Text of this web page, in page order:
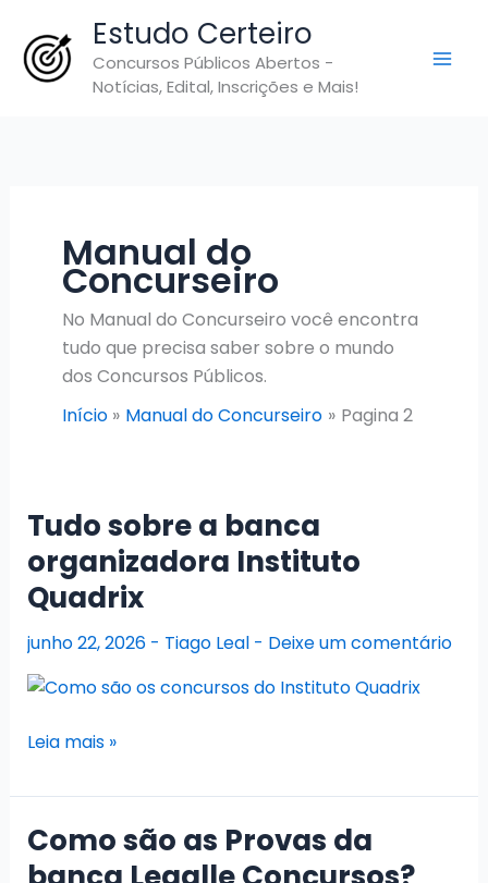
para
Estudo Certeiro
Concursos Públicos Abertos -
Notícias, Edital, Inscrições e Mais!
Manual do
Concurseiro
No Manual do Concurseiro você encontra
tudo que precisa saber sobre o mundo
dos Concursos Públicos.
Início
Manual do Concurseiro Pagina 2
Tudo sobre a banca
organizadora Instituto
Quadrix
junho 22, 2026 - Tiago Leal - Deixe um comentário
Tudo
a
banca
organizadora
Leia mais »
Como são as Provas da